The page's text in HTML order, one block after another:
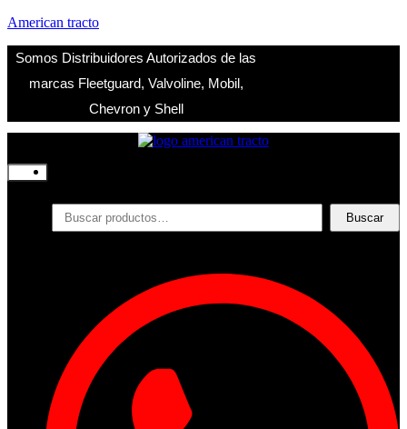
American tracto
Somos Distribuidores Autorizados de las
marcas Fleetguard, Valvoline, Mobil,
Chevron y Shell
Productos
Filtros
Contacto
Acceder
Iniciar Sesion
Registro
Restablecer la contraseña
Buscar